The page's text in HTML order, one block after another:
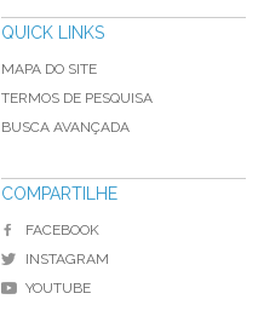
QUICK LINKS
MAPA DO SITE
TERMOS DE PESQUISA
BUSCA AVANÇADA
COMPARTILHE
FACEBOOK
INSTAGRAM
YOUTUBE